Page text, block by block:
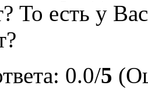
То есть у
0.0/5